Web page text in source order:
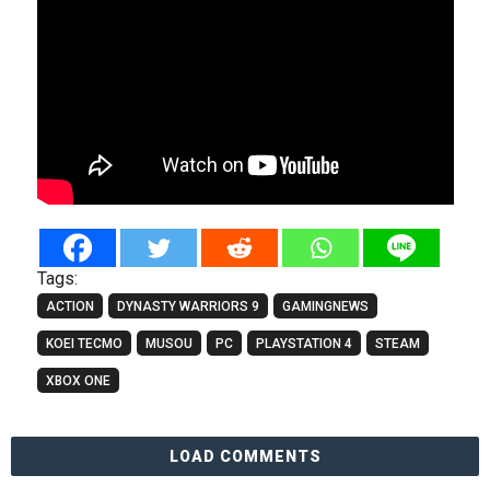
Tags:
ACTION DYNASTY WARRIORS 9 GAMINGNEWS
KOEI TECMO MUSOU PC PLAYSTATION 4 STEAM
XBOX ONE
LOAD COMMENTS